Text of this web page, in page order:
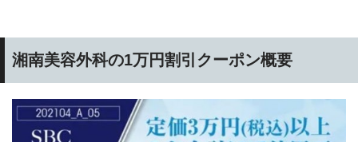
湘南美容外科の1万円割引クーポン概要